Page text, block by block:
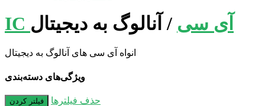
IC آی سی / آنالوگ به دیجیتال
انواه آی سی های آنالوگ به دیجیتال
ویژگی‌های دسته‌بندی
حذف فیلترها